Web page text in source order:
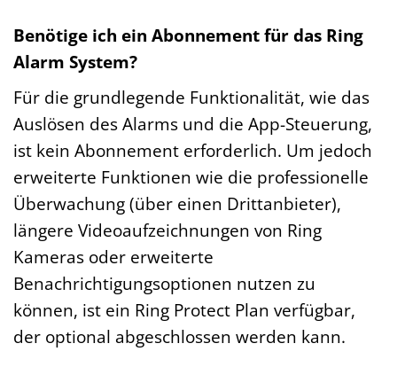
Benötige ich ein Abonnement für das Ring
Alarm System?
Für die grundlegende Funktionalität, wie das
Auslösen des Alarms und die App-Steuerung,
ist kein Abonnement erforderlich. Um jedoch
erweiterte Funktionen wie die professionelle
Überwachung (über einen Drittanbieter),
längere Videoaufzeichnungen von Ring
Kameras oder erweiterte
Benachrichtigungsoptionen nutzen zu
können, ist ein Ring Protect Plan verfügbar,
der optional abgeschlossen werden kann.